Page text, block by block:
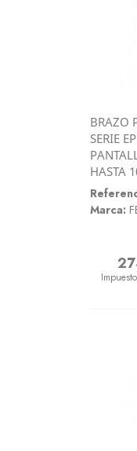
BRAZO
SERIE
HASTA
Marca:
Precio